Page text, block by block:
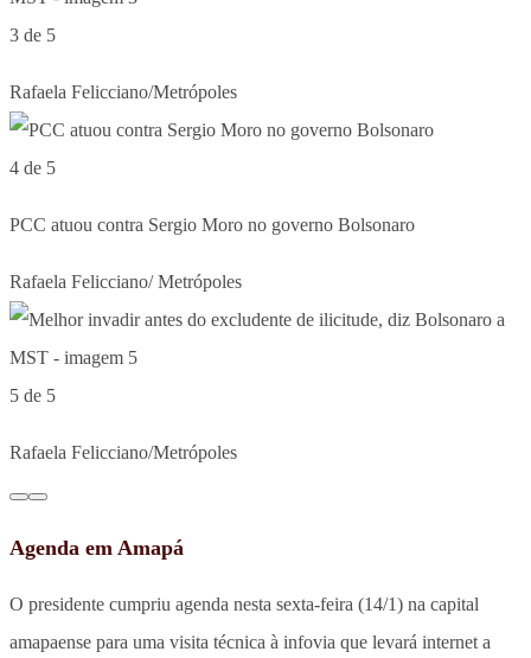
3 de 5
Rafaela Felicciano/Metrópoles
4 de 5
PCC atuou contra Sergio Moro no governo Bolsonaro
Rafaela Felicciano/ Metrópoles
5 de 5
Rafaela Felicciano/Metrópoles
Agenda em Amapá
O presidente cumpriu agenda nesta sexta-feira (14/1) na capital
amapaense para uma visita técnica à infovia que levará internet a